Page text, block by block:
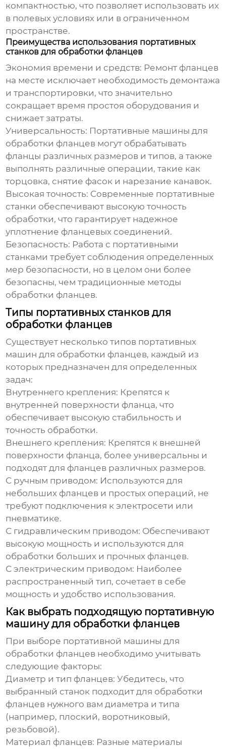
компактностью, что позволяет использовать их
в полевых условиях или в ограниченном
пространстве.
Преимущества использования портативных
станков для обработки фланцев
Экономия времени и средств: Ремонт фланцев
на месте исключает необходимость демонтажа
и транспортировки, что значительно
сокращает время простоя оборудования и
снижает затраты.
Универсальность: Портативные машины для
обработки фланцев могут обрабатывать
фланцы различных размеров и типов, а также
выполнять различные операции, такие как
торцовка, снятие фасок и нарезание канавок.
Высокая точность: Современные портативные
станки обеспечивают высокую точность
обработки, что гарантирует надежное
уплотнение фланцевых соединений.
Безопасность: Работа с портативными
станками требует соблюдения определенных
мер безопасности, но в целом они более
безопасны, чем традиционные методы
обработки фланцев.
Типы портативных станков для
обработки фланцев
Существует несколько типов портативных
машин для обработки фланцев, каждый из
которых предназначен для определенных
задач:
Внутреннего крепления: Крепятся к
внутренней поверхности фланца, что
обеспечивает высокую стабильность и
точность обработки.
Внешнего крепления: Крепятся к внешней
поверхности фланца, более универсальны и
подходят для фланцев различных размеров.
С ручным приводом: Используются для
небольших фланцев и простых операций, не
требуют подключения к электросети или
пневматике.
С гидравлическим приводом: Обеспечивают
высокую мощность и используются для
обработки больших и прочных фланцев.
С электрическим приводом: Наиболее
распространенный тип, сочетает в себе
мощность и удобство использования.
Как выбрать подходящую портативную
машину для обработки фланцев
При выборе портативной машины для
обработки фланцев необходимо учитывать
следующие факторы:
Диаметр и тип фланцев: Убедитесь, что
выбранный станок подходит для обработки
фланцев нужного вам диаметра и типа
(например, плоский, воротниковый,
резьбовой).
Материал фланцев: Разные материалы